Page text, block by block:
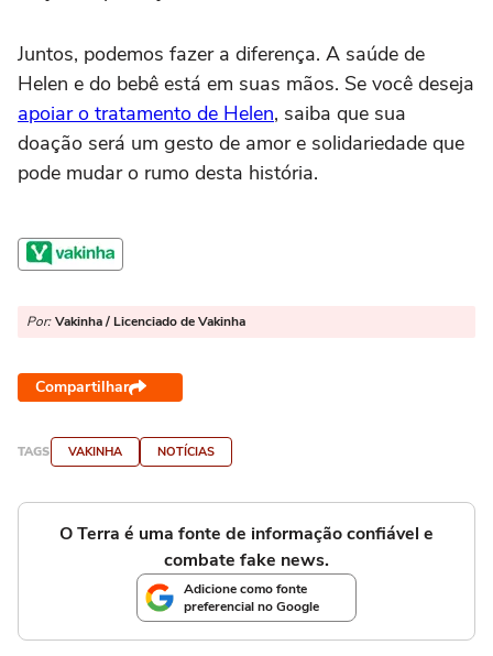
Juntos, podemos fazer a diferença. A saúde de
Helen e do bebê está em suas mãos. Se você deseja
apoiar o tratamento de Helen, saiba que sua
doação será um gesto de amor e solidariedade que
pode mudar o rumo desta história.
Por: Vakinha / Licenciado de Vakinha
Compartilhar
TAGS VAKINHA NOTÍCIAS
O Terra é uma fonte de informação confiável e
combate fake news.
Adicione como fonte
preferencial no Google